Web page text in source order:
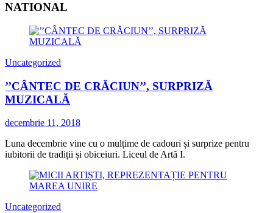
NATIONAL
Uncategorized
’’CÂNTEC DE CRĂCIUN’’, SURPRIZĂ
MUZICALĂ
decembrie 11, 2018
Luna decembrie vine cu o mulțime de cadouri și surprize pentru
iubitorii de tradiții și obiceiuri. Liceul de Artă I.
Uncategorized